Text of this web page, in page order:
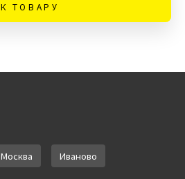
К ТОВАРУ
Москва Иваново